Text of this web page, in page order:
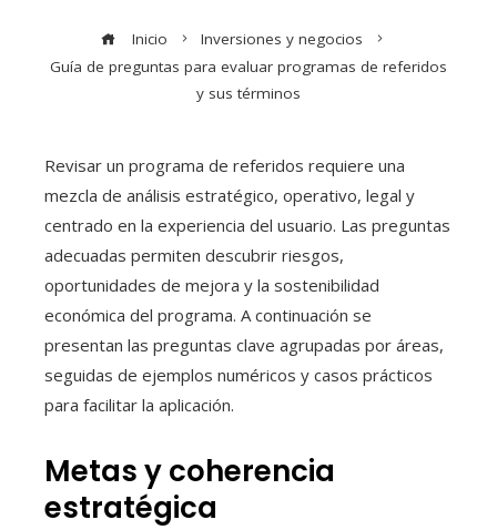
Inicio
Inversiones y negocios
Guía de preguntas para evaluar programas de referidos
y sus términos
Revisar un programa de referidos requiere una
mezcla de análisis estratégico, operativo, legal y
centrado en la experiencia del usuario. Las preguntas
adecuadas permiten descubrir riesgos,
oportunidades de mejora y la sostenibilidad
económica del programa. A continuación se
presentan las preguntas clave agrupadas por áreas,
seguidas de ejemplos numéricos y casos prácticos
para facilitar la aplicación.
Metas y coherencia
estratégica